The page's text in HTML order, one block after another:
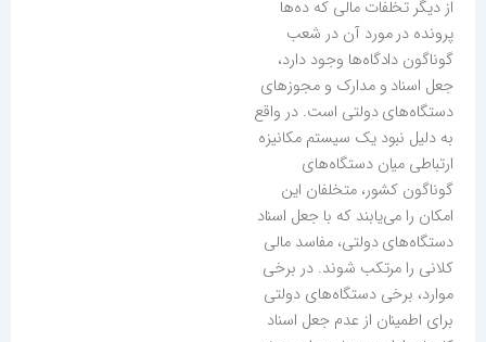
از دیگر تخلفات مالی که ده‌ها
پرونده در مورد آن در شعب
گوناگون دادگاه‌ها وجود دارد،
جعل اسناد و مدارک و مجوزهای
دستگاه‌های دولتی است. در واقع
به دلیل نبود یک سیستم مکانیزه
ارتباطی میان دستگاه‌های
گوناگون کشور، متخلفان این
امکان را می‌یابند که با جعل اسناد
دستگاه‌های دولتی، مفاسد مالی
کلانی را مرتکب شوند. در برخی
موارد، برخی دستگاه‌های دولتی
برای اطمینان از عدم جعل اسناد